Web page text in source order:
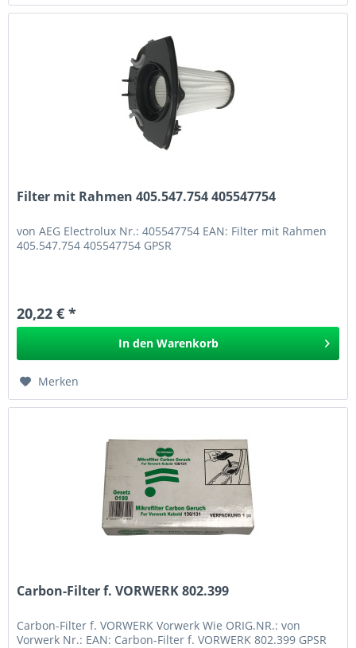
Filter mit Rahmen 405.547.754 405547754
von AEG Electrolux Nr.: 405547754 EAN: Filter mit Rahmen
405.547.754 405547754 GPSR
20,22 € *
In den Warenkorb
Merken
Carbon-Filter f. VORWERK 802.399
Carbon-Filter f. VORWERK Vorwerk Wie ORIG.NR.: von
Vorwerk Nr.: EAN: Carbon-Filter f. VORWERK 802.399 GPSR